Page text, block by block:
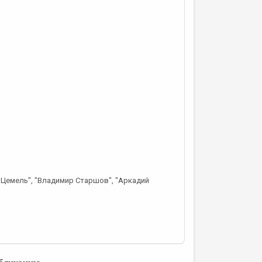
Цемель", "Владимир Старшов", "Аркадий